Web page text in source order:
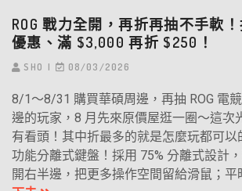
ROG 戰力全開，再折再抽不手軟
優惠、滿 $3,000 再折 $250！
SHO 08/03/2026
8/1～8/31 購買華碩周邊，再抽 ROG 電競
邊的玩家，8 月先來原價屋逛一圈～這次
有看頭！其中折最多的就是怎麼玩都可以
功能分離式鍵盤！採用 75% 分離式設計
開右半邊，把更多操作空間留給滑鼠；